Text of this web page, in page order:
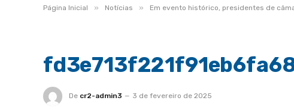
Página Inicial » Notícias » Em evento histórico, presidentes de
De cr2-admin3 3 de fevereiro de 2025